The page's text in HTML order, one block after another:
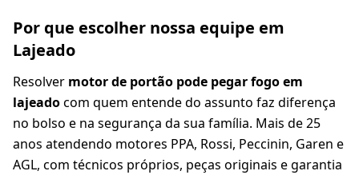
Por que escolher nossa equipe em
Lajeado
Resolver motor de portão pode pegar fogo em
lajeadocom quem entende do assunto faz diferença
no bolso e na segurança da sua família. Mais de 25
anos atendendo motores PPA, Rossi, Peccinin, Garen e
AGL, com técnicos próprios, peças originais e garantia